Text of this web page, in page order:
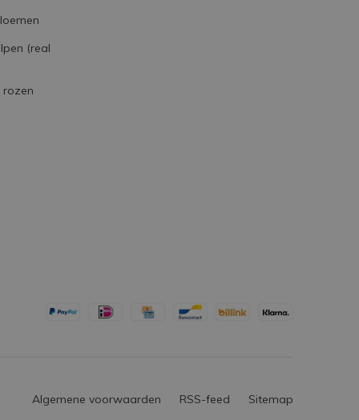
(real
rozen
Algemene voorwaarden RSS-feed Sitemap